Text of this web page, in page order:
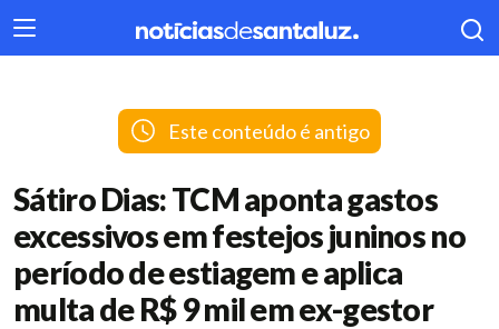
404
Este conteúdo é antigo
Sátiro Dias: TCM aponta gastos
excessivos em festejos juninos no
período de estiagem e aplica
multa de R$ 9 mil em ex-gestor